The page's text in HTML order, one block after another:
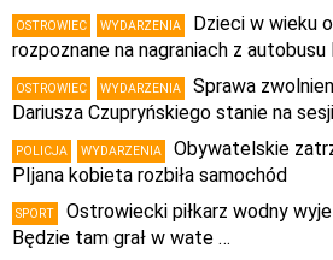
OSTROWIEC WYDARZENIA
Dzieci w wieku
rozpoznane na nagraniach z autobusu
OSTROWIEC WYDARZENIA
Sprawa
Dariusza Czupryńskiego stanie na
POLICJA WYDARZENIA
Obywatelskie
PIjana kobieta rozbiła samochód
SPORT
Ostrowiecki piłkarz wodny
Będzie tam grał w wate …